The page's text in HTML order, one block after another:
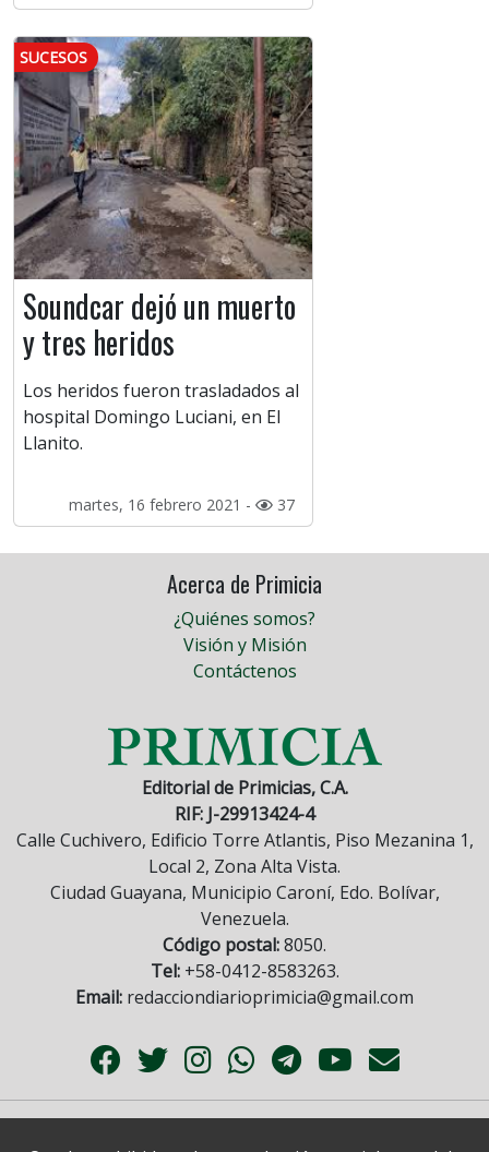
SUCESOS
Soundcar dejó un muerto
y tres heridos
Los heridos fueron trasladados al
hospital Domingo Luciani, en El
Llanito.
martes, 16 febrero 2021 - 37
Acerca de Primicia
¿Quiénes somos?
Visión y Misión
Contáctenos
Editorial de Primicias, C.A.
RIF: J-29913424-4
Calle Cuchivero, Edificio Torre Atlantis, Piso Mezanina 1,
Local 2, Zona Alta Vista.
Ciudad Guayana, Municipio Caroní, Edo. Bolívar,
Venezuela.
Código postal:8050.
Tel:+58-0412-8583263.
Email: redacciondiarioprimicia@gmail.com